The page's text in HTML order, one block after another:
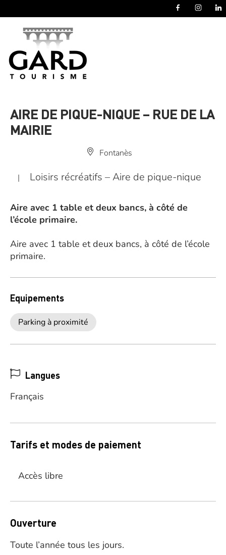
AIRE DE PIQUE-NIQUE – RUE DE LA
MAIRIE
Fontanès
| Loisirs récréatifs – Aire de pique-nique
Aire avec 1 table et deux bancs, à côté de
l’école primaire.
Aire avec 1 table et deux bancs, à côté de l’école
primaire.
Equipements
Parking à proximité
Langues
Français
Tarifs et modes de paiement
Accès libre
Ouverture
Toute l’année tous les jours.